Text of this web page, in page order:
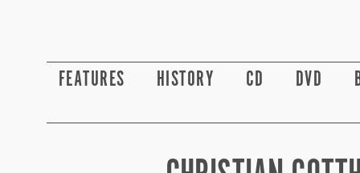
FEATURES HISTORY CD DVD